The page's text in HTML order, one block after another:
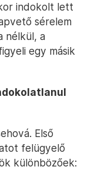
indokolt lett
sérelem
nélkül, a
egy másik
Első
felügyelő
különbözőek: